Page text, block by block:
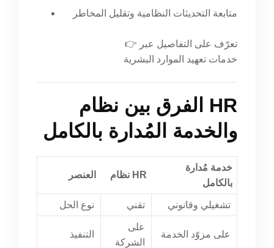
متابعة التحديثات النظامية وتقليل المخاطر
👉 تعرّف على التفاصيل عبر
خدمات تعهيد الموارد البشرية
الفرق بين نظام HR
والخدمة المُدارة بالكامل
العنصر نظام HR
خدمة مُدارة
بالكامل
نوع الحل تقني تشغيلي وقانوني
التنفيذ
على
الشركة
على مزوّد الخدمة